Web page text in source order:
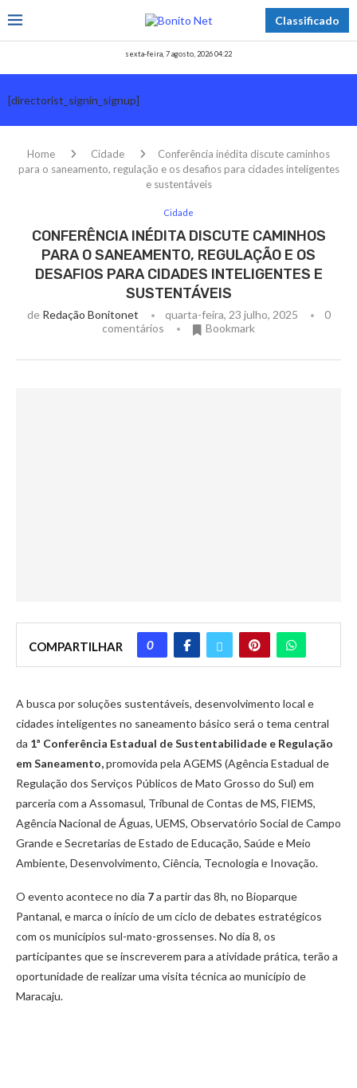
Classificado
sexta-feira, 7 agosto, 2026 04:22
[directorist_signin_signup]
Home Cidade
Conferência inédita discute caminhos
para o saneamento, regulação e os desafios para cidades inteligentes
e sustentáveis
Cidade
CONFERÊNCIA INÉDITA DISCUTE CAMINHOS
PARA O SANEAMENTO, REGULAÇÃO E OS
DESAFIOS PARA CIDADES INTELIGENTES E
SUSTENTÁVEIS
de Redação Bonitonet quarta-feira, 23 julho, 2025
0
comentários
Bookmark
COMPARTILHAR 0
A busca por soluções sustentáveis, desenvolvimento local e
cidades inteligentes no saneamento básico será o tema central
da 1ª Conferência Estadual de Sustentabilidade e Regulação
em Saneamento,promovida pela AGEMS (Agência Estadual de
Regulação dos Serviços Públicos de Mato Grosso do Sul) em
parceria com a Assomasul, Tribunal de Contas de MS, FIEMS,
Agência Nacional de Águas, UEMS, Observatório Social de Campo
Grande e Secretarias de Estado de Educação, Saúde e Meio
Ambiente, Desenvolvimento, Ciência, Tecnologia e Inovação.
O evento acontece no dia 7a partir das 8h, no Bioparque
Pantanal, e marca o início de um ciclo de debates estratégicos
com os municípios sul-mato-grossenses. No dia 8, os
participantes que se inscreverem para a atividade prática, terão a
oportunidade de realizar uma visita técnica ao município de
Maracaju.